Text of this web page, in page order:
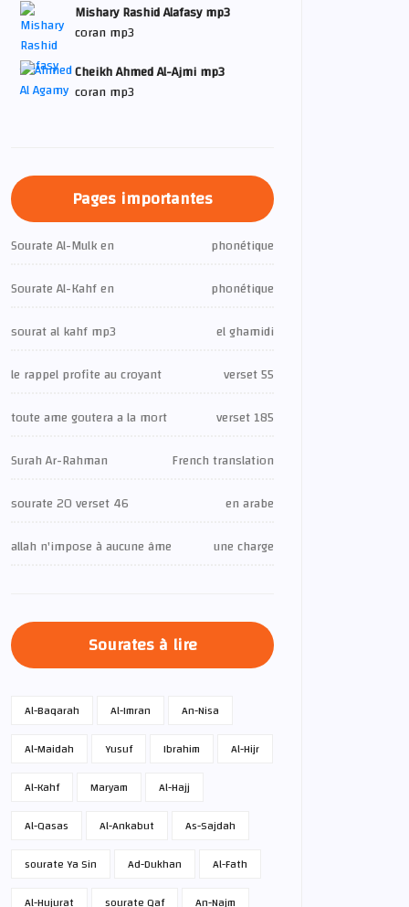
Mishary Rashid Alafasy mp3
coran mp3
Cheikh Ahmed Al-Ajmi mp3
coran mp3
Pages importantes
Sourate Al-Mulk en
phonétique
Sourate Al-Kahf en
phonétique
sourat al kahf mp3
el ghamidi
le rappel profite au croyant
verset 55
toute ame goutera a la mort
verset 185
Surah Ar-Rahman
French translation
sourate 20 verset 46
en arabe
allah n'impose à aucune âme
une charge
Sourates à lire
Al-Baqarah Al-Imran
An-Nisa
Al-Maidah
Yusuf Ibrahim
Al-Hijr
Al-Kahf
Maryam
Al-Hajj
Al-Qasas
Al-Ankabut
As-Sajdah
sourate Ya Sin
Ad-Dukhan
Al-Fath
Al-Hujurat
sourate Qaf
An-Najm